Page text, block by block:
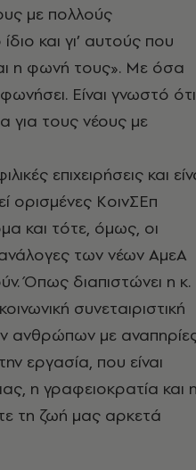
με πολλούς
και γι’ αυτούς που
η φωνή τους». Με όσα
Είναι γνωστό ότι
για τους νέους με
επιχειρήσεις και
ορισμένες ΚοινΣΕπ
και τότε, όμως, οι
των νέων ΑμεΑ
Όπως διαπιστώνει η κ.
συνεταιριστική
ανθρώπων με
εργασία, που είναι
η γραφειοκρατία και η
τη ζωή μας αρκετά